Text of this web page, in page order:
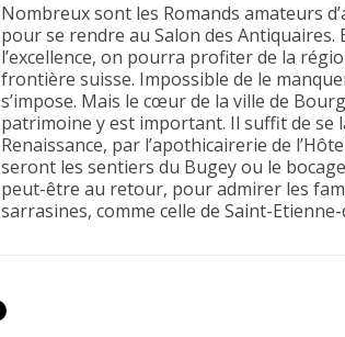
Nombreux sont les Romands amateurs
pour se rendre au Salon des Antiquaires.
l’excellence, on pourra profiter de la
frontière suisse. Impossible de le
s’impose. Mais le cœur de la ville de
patrimoine y est important. Il suffit de se
Renaissance, par l’apothicairerie de
seront les sentiers du Bugey ou le
peut-être au retour, pour admirer les
sarrasines, comme celle de Saint-